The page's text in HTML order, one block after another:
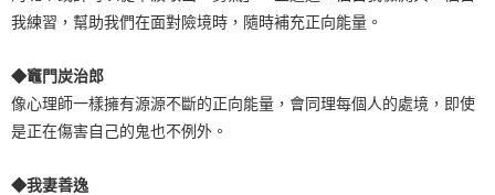
我練習，幫助我們在面對險境時，隨時補充正向能量。
◆竈門炭治郎
像心理師一樣擁有源源不斷的正向能量，會同理每個人的處境，即使
是正在傷害自己的鬼也不例外。
◆我妻善逸